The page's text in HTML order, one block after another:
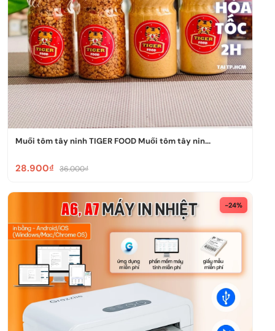
Muối tôm tây ninh TIGER FOOD Muối tôm tây nin...
28.900₫ 36.000₫
-24%